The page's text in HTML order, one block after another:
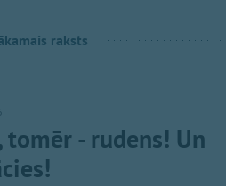
raksts
- rudens! Un